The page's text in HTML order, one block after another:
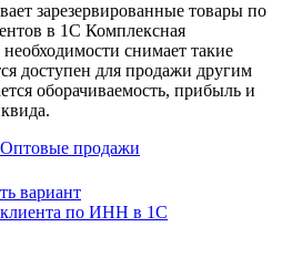
зарезервированные товары по
в 1С Комплексная
снимает такие
доступен для продажи другим
оборачиваемость, прибыль и
Оптовые продажи
вариант